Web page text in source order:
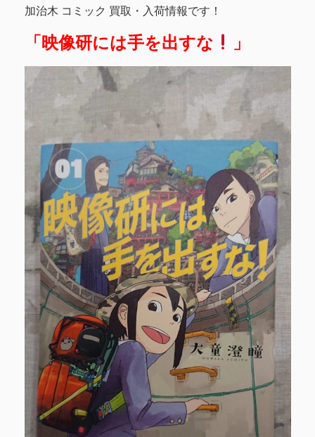
加治木 コミック 買取・入荷情報です！
「映像研には手を出すな 」